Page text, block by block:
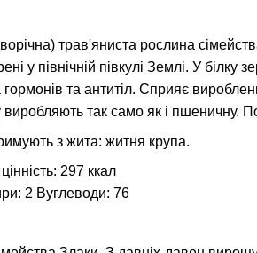
трав'яниста рослина
у північній півкулі Землі. У
та антитіл. Сприяє
так само як і пшеничну.
з жита: житня крупа.
297 ккал
2 Вуглеводи: 76